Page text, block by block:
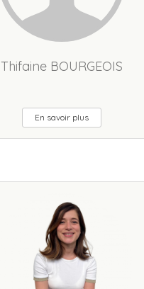
Thifaine BOURGEOIS
En savoir plus